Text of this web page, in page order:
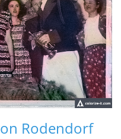
Rodendorf